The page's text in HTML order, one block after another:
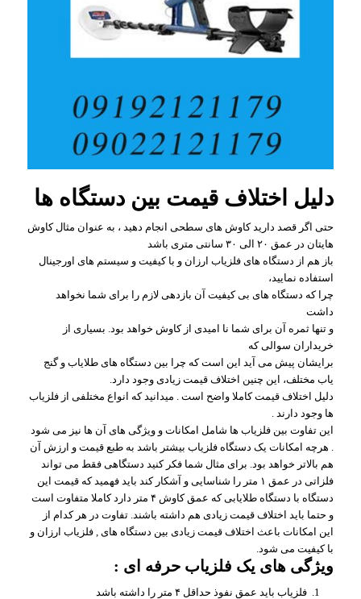
دلیل اختلاف قیمت بین دستگاه ها
حتی اگر قصد دارید کاوش های سطحی انجام دهید ، به عنوان مثال کاوش
هایتان در عمق ۲۰ الی ۳۰ سانتی متری باشد
باز هم از دستگاه های فلزیاب ارزان و با کیفیت و سیستم های اورجینال
استفاده نمایید،
چرا که دستگاه های بی کیفیت آن بازدهی لازم را برای شما نخواهد
داشت
و تنها ثمره آن برای شما نا امیدی از کاوش خواهد بود. بسیاری از
خریداران سوالی که
برایشان پیش می آید این است که چرا بین دستگاه های طلایاب و گنج
یاب مختلف، این چنین اختلاف قیمت زیادی وجود دارد.
دلیل اختلاف قیمت کاملا واضح است . میدانید که انواع مختلفی از فلزیاب
ها وجود دارند .
این تفاوت بین فلزیاب ها شامل امکانات و ویژگی های آن ها نیز می شود
. هرچه امکانات یک دستگاه فلزیاب بیشتر باشد به طبع قیمت و ارزش آن
هم بالاتر خواهد بود. برای مثال شما فکر کنید دستگاهی فقط می تواند
فلزاتی در عمق ۱ متر را شناسایی و آشکار کند باید فهمید که قیمت این
دستگاه با دستگاه طلایابی که عمق کاوش ۴ متر دارد کاملا متفاوت است
و حتما باید اختلاف قیمت زیادی هم داشته باشند. تفاوت در هر کدام از
این امکانات باعث اختلاف قیمت زیادی بین دستگاه های , فلزیاب ارزان و
با کیفیت می شود.
ویژگی های یک فلزیاب حرفه ای :
فلزیاب باید عمق نفوذ حداقل ۴ متر را داشته باشد